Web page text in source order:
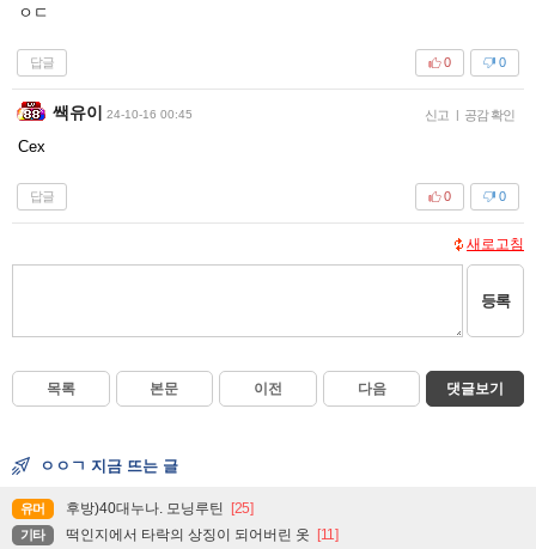
ㅇㄷ
답글 0
0
쌕유이 24-10-16 00:45 신고 | 공감 확인
Cex
답글 0
0
새로고침
등록
목록 본문 이전 다음 댓글보기
ㅇㅇㄱ 지금 뜨는 글
유머 후방)40대누나. 모닝루틴 [25]
기타 떡인지에서 타락의 상징이 되어버린 옷 [11]